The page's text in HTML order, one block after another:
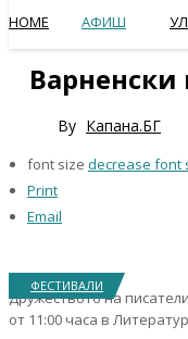
HOME АФИШ
Варненски
By Капана.БГ
font size decrease font
Print
Email
ФЕСТИВАЛИ
Дружеството на
от 11:00 часа в
Year
Month
Year
Month